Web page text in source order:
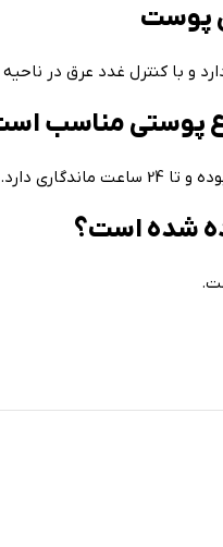
پوست
پوستی مناسب
دارد.
شده است؟